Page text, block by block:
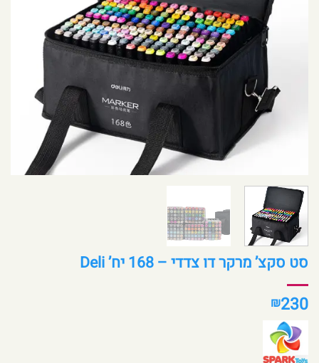
סט סקצ’ מרקר דו צדדי – 168 יח’ Deli
₪230